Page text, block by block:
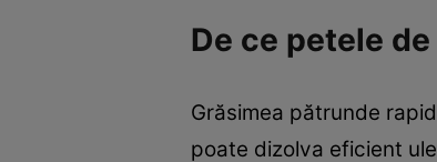
De ce petele
Grăsimea pătrunde
poate dizolva eficient